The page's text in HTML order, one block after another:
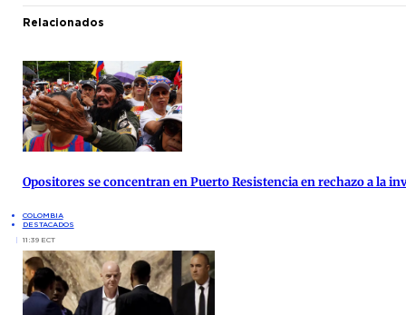
Relacionados
Opositores se concentran en Puerto Resistencia en rechazo a la
COLOMBIA
DESTACADOS
11:39 ECT